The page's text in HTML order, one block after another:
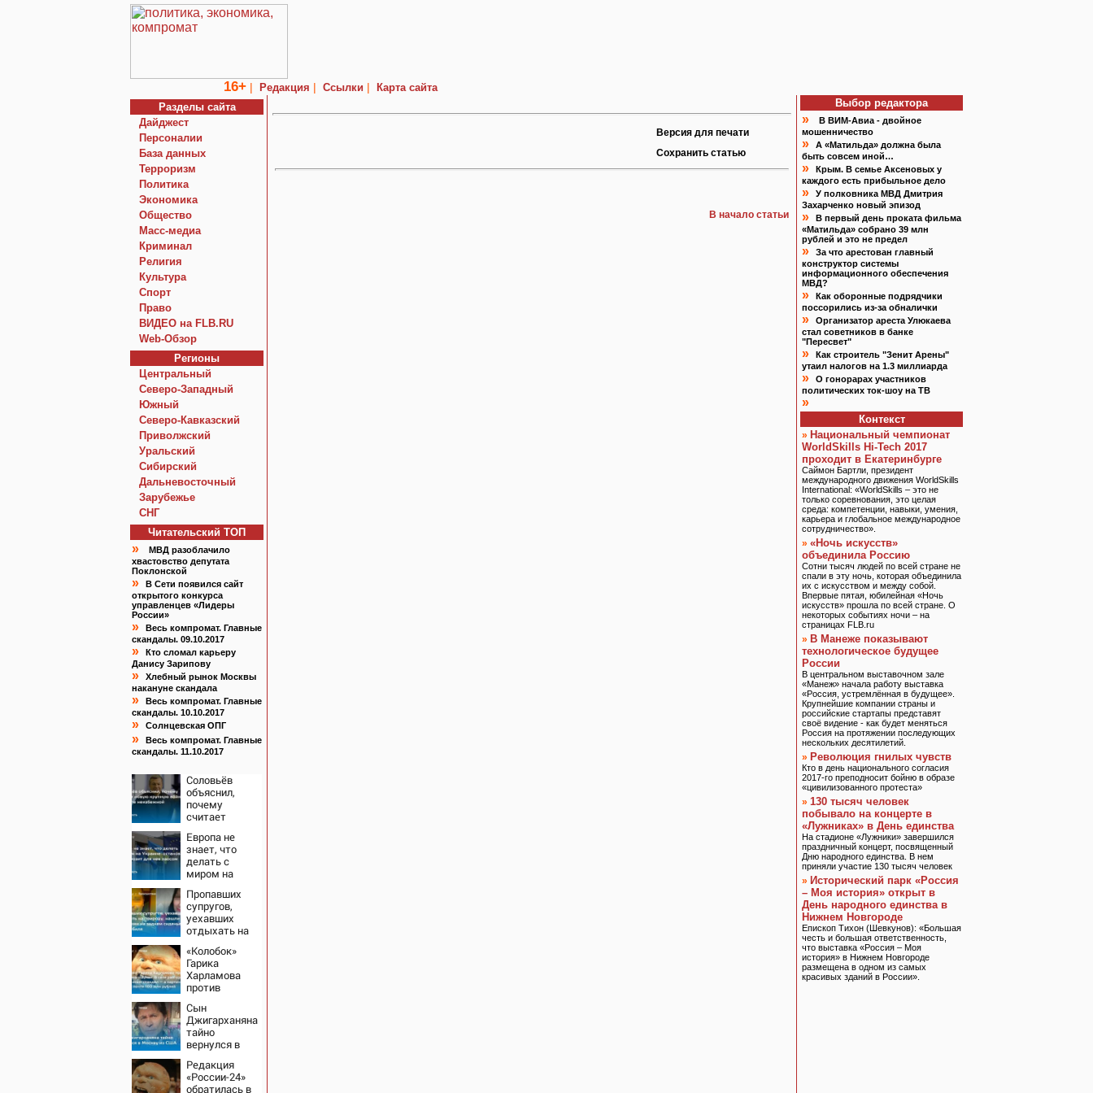
16+ | Редакция | Ссылки |
Карта сайта
Разделы сайта
Дайджест
Персоналии
База данных
Терроризм
Политика
Экономика
Общество
Macc-медиа
Криминал
Религия
Культура
Спорт
Право
ВИДЕО на FLB.RU
Web-Обзор
Регионы
Центральный
Северо-Западный
Южный
Северо-Кавказский
Приволжский
Уральский
Сибирский
Дальневосточный
Зарубежье
СНГ
Читательский TOП
»
МВД разоблачило
хвастовство депутата
Поклонской
»
В Сети появился сайт
открытого конкурса
управленцев «Лидеры
России»
»
Весь компромат. Главные
скандалы. 09.10.2017
»
Кто сломал карьеру
Данису Зарипову
»
Хлебный рынок Москвы
накануне скандала
»
Весь компромат. Главные
скандалы. 10.10.2017
» Солнцевская ОПГ
»
Весь компромат. Главные
скандалы. 11.10.2017
Соловьёв
объяснил,
почему
считает
крупную
войну в
Европе
неизбежной
Европа не
знает, что
делать с
миром на
остановка
боев грозит
для нее
хаосом
Пропавших
супругов,
уехавших
отдыхать на
нашли
мертвыми на
заднем
сиденье
автомобиля
«Колобок»
Гарика
Харламова
против
паука»: В сети
разгорелся
грандиозный
скандал — а
картина уже
собрала почти
100 млн
Сын
Джигарханяна
тайно
вернулся в
США
Редакция
«России-24»
обратилась в
Версия для печати
Сохранить статью
В начало статьи
Выбор редактора
»
В ВИМ-Авиа - двойное
мошенничество
»
А «Матильда» должна была
быть совсем иной…
»
Крым. В семье Аксеновых у
каждого есть прибыльное дело
»
У полковника МВД Дмитрия
Захарченко новый эпизод
»
В первый день проката фильма
«Матильда» собрано 39 млн
рублей и это не предел
»
За что арестован главный
конструктор системы
информационного обеспечения
МВД?
»
Как оборонные подрядчики
поссорились из-за обналички
»
Организатор ареста Улюкаева
стал советников в банке
"Пересвет"
»
Как строитель "Зенит Арены"
утаил налогов на 1.3 миллиарда
»
О гонорарах участников
политических ток-шоу на ТВ
»
Контекст
» Национальный чемпионат
WorldSkills Hi-Tech 2017
проходит в Екатеринбурге
Саймон Бартли, президент
международного движения WorldSkills
International: «WorldSkills – это не
только соревнования, это целая
среда: компетенции, навыки, умения,
карьера и глобальное международное
сотрудничество».
» «Ночь искусств»
объединила Россию
Сотни тысяч людей по всей стране не
спали в эту ночь, которая объединила
их с искусством и между собой.
Впервые пятая, юбилейная «Ночь
искусств» прошла по всей стране. О
некоторых событиях ночи – на
страницах FLB.ru
» В Манеже показывают
технологическое будущее
России
В центральном выставочном зале
«Манеж» начала работу выставка
«Россия, устремлённая в будущее».
Крупнейшие компании страны и
российские стартапы представят
своё видение - как будет меняться
Россия на протяжении последующих
нескольких десятилетий.
» Революция гнилых чувств
Кто в день национального согласия
2017-го преподносит бойню в образе
«цивилизованного протеста»
» 130 тысяч человек
побывало на концерте в
«Лужниках» в День единства
На стадионе «Лужники» завершился
праздничный концерт, посвященный
Дню народного единства. В нем
приняли участие 130 тысяч человек
» Исторический парк «Россия
– Моя история» открыт в
День народного единства в
Нижнем Новгороде
Епископ Тихон (Шевкунов): «Большая
честь и большая ответственность,
что выставка «Россия – Моя
история» в Нижнем Новгороде
размещена в одном из самых
красивых зданий в России».